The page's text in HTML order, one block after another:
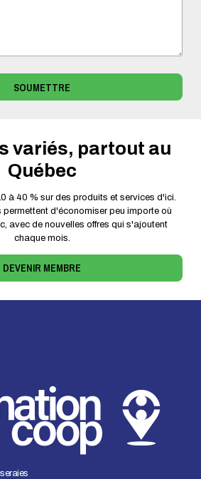
SOUMETTRE
variés, partout au
Québec
à 40 % sur des produits et services d'ici.
permettent d'économiser peu importe où
avec de nouvelles offres qui s'ajoutent
chaque mois.
DEVENIR MEMBRE